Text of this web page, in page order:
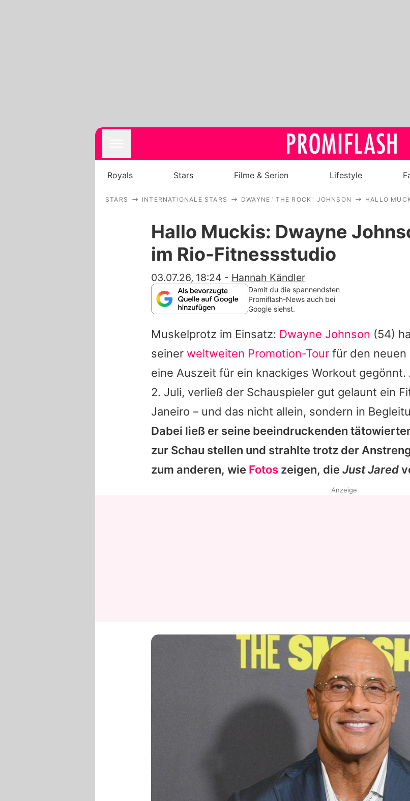
Royals
Filme & Serien
Familie & Liebe
Alle Themen auf Promiflash
App runterladen
Team
Redaktionelle Richtlinien
Impressum
Datenschutzerklärung
Nutzungsbedingungen
Royals Stars Filme & Serien Lifestyle
STARS INTERNATIONALE STARS DWAYNE "THE ROCK" JOHNSON HALLO
Hallo Muckis: Dwayne
im Rio-Fitnessstudio
03.07.26, 18:24 - Hannah Kändler
Damit du die spannendsten
Promiflash-News auch bei
Google siehst.
Muskelprotz im Einsatz: Dwayne Johnson (54)
seiner weltweiten Promotion-Tour für den neuen
eine Auszeit für ein knackiges Workout gegönnt.
2. Juli, verließ der Schauspieler gut gelaunt ein
Janeiro – und das nicht allein, sondern in
Dabei ließ er seine beeindruckenden
zur Schau stellen und strahlte trotz der
zum anderen, wie Fotos zeigen, die Just Jared
Anzeige